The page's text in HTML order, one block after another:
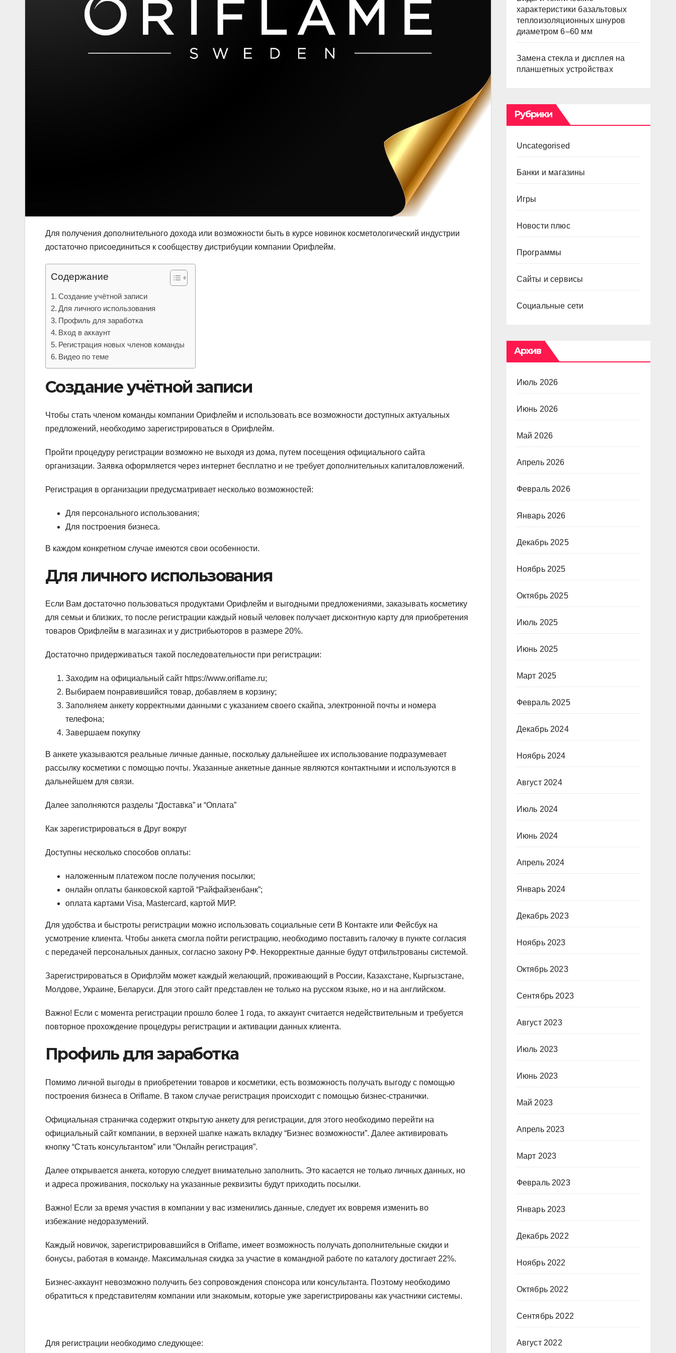
Для получения дополнительного дохода или возможности быть в курсе новинок косметологический индустрии
достаточно присоединиться к сообществу дистрибуции компании Орифлейм.
Содержание
Создание учётной записи
Для личного использования
Профиль для заработка
Вход в аккаунт
Регистрация новых членов команды
Видео по теме
Создание учётной записи
Чтобы стать членом команды компании Орифлейм и использовать все возможности доступных актуальных
предложений, необходимо зарегистрироваться в Орифлейм.
Пройти процедуру регистрации возможно не выходя из дома, путем посещения официального сайта
организации. Заявка оформляется через интернет бесплатно и не требует дополнительных капиталовложений.
Регистрация в организации предусматривает несколько возможностей:
Для персонального использования;
Для построения бизнеса.
В каждом конкретном случае имеются свои особенности.
Для личного использования
Если Вам достаточно пользоваться продуктами Орифлейм и выгодными предложениями, заказывать косметику
для семьи и близких, то после регистрации каждый новый человек получает дисконтную карту для приобретения
товаров Орифлейм в магазинах и у дистрибьюторов в размере 20%.
Достаточно придерживаться такой последовательности при регистрации:
Заходим на официальный сайт https://www.oriflame.ru;
Выбираем понравившийся товар, добавляем в корзину;
Заполняем анкету корректными данными с указанием своего скайпа, электронной почты и номера
телефона;
Завершаем покупку
В анкете указываются реальные личные данные, поскольку дальнейшее их использование подразумевает
рассылку косметики с помощью почты. Указанные анкетные данные являются контактными и используются в
дальнейшем для связи.
Далее заполняются разделы “Доставка” и “Оплата”
Как зарегистрироваться в Друг вокруг
Доступны несколько способов оплаты:
наложенным платежом после получения посылки;
онлайн оплаты банковской картой “Райфайзенбанк”;
оплата картами Visa, Mastercard, картой МИР.
Для удобства и быстроты регистрации можно использовать социальные сети В Контакте или Фейсбук на
усмотрение клиента. Чтобы анкета смогла пойти регистрацию, необходимо поставить галочку в пункте согласия
с передачей персональных данных, согласно закону РФ. Некорректные данные будут отфильтрованы системой.
Зарегистрироваться в Орифлэйм может каждый желающий, проживающий в России, Казахстане, Кыргызстане,
Молдове, Украине, Беларуси. Для этого сайт представлен не только на русском языке, но и на английском.
Важно! Если с момента регистрации прошло более 1 года, то аккаунт считается недействительным и требуется
повторное прохождение процедуры регистрации и активации данных клиента.
Профиль для заработка
Помимо личной выгоды в приобретении товаров и косметики, есть возможность получать выгоду с помощью
построения бизнеса в Oriflame. В таком случае регистрация происходит с помощью бизнес-странички.
Официальная страничка содержит открытую анкету для регистрации, для этого необходимо перейти на
официальный сайт компании, в верхней шапке нажать вкладку “Бизнес возможности”. Далее активировать
кнопку “Стать консультантом” или “Онлайн регистрация”.
Далее открывается анкета, которую следует внимательно заполнить. Это касается не только личных данных, но
и адреса проживания, поскольку на указанные реквизиты будут приходить посылки.
Важно! Если за время участия в компании у вас изменились данные, следует их вовремя изменить во
избежание недоразумений.
Каждый новичок, зарегистрировавшийся в Оriflame, имеет возможность получать дополнительные скидки и
бонусы, работая в команде. Максимальная скидка за участие в командной работе по каталогу достигает 22%.
Бизнес-аккаунт невозможно получить без сопровождения спонсора или консультанта. Поэтому необходимо
обратиться к представителям компании или знакомым, которые уже зарегистрированы как участники системы.
Для регистрации необходимо следующее:
характеристики базальтовых
теплоизоляционных шнуров
диаметром 6–60 мм
Замена стекла и дисплея на
планшетных устройствах
Рубрики
Uncategorised
Банки и магазины
Игры
Новости плюс
Программы
Сайты и сервисы
Социальные сети
Архив
Июль 2026
Июнь 2026
Май 2026
Апрель 2026
Февраль 2026
Январь 2026
Декабрь 2025
Ноябрь 2025
Октябрь 2025
Июль 2025
Июнь 2025
Март 2025
Февраль 2025
Декабрь 2024
Ноябрь 2024
Август 2024
Июль 2024
Июнь 2024
Апрель 2024
Январь 2024
Декабрь 2023
Ноябрь 2023
Октябрь 2023
Сентябрь 2023
Август 2023
Июль 2023
Июнь 2023
Май 2023
Апрель 2023
Март 2023
Февраль 2023
Январь 2023
Декабрь 2022
Ноябрь 2022
Октябрь 2022
Сентябрь 2022
Август 2022